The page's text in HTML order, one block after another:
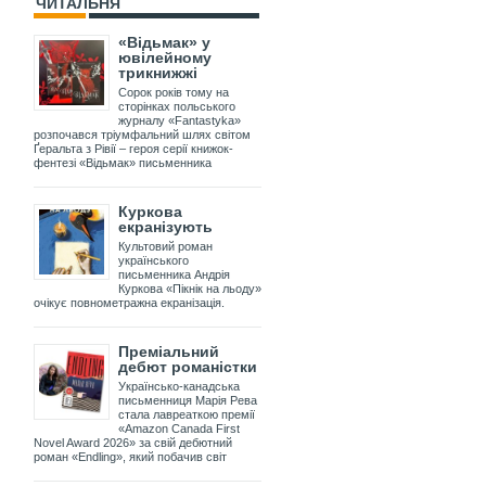
ЧИТАЛЬНЯ
«Відьмак» у
ювілейному
трикнижжі
Сорок років тому на
сторінках польського
журналу «Fantastyka»
розпочався тріумфальний шлях світом
Ґеральта з Рівії – героя серії книжок-
фентезі «Відьмак» письменника
Куркова
екранізують
Культовий роман
українського
письменника Андрія
Куркова «Пікнік на льоду»
очікує повнометражна екранізація.
Преміальний
дебют романістки
Українсько-канадська
письменниця Марія Рева
стала лавреаткою премії
«Amazon Canada First
Novel Award 2026» за свій дебютний
роман «Endling», який побачив світ